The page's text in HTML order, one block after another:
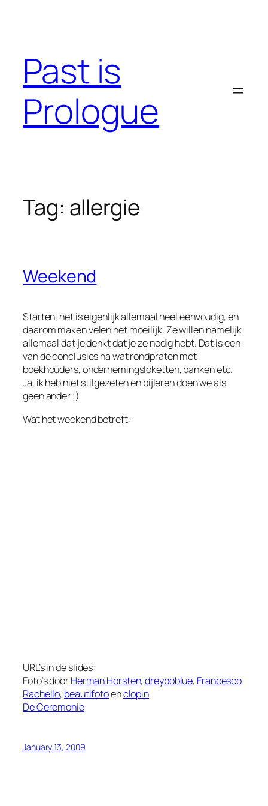
Past is
Prologue
Tag: allergie
Weekend
Starten, het is eigenlijk allemaal heel eenvoudig, en
daarom maken velen het moeilijk. Ze willen namelijk
allemaal dat je denkt dat je ze nodig hebt. Dat is een
van de conclusies na wat rondpraten met
boekhouders, ondernemingsloketten, banken etc.
Ja, ik heb niet stilgezeten en bijleren doen we als
geen ander ;)
Wat het weekend betreft:
URL’s in de slides:
Foto’s doorHerman Horsten,dreyboblue, Francesco
Rachello, beautifotoenclopin
De Ceremonie
January 13, 2009